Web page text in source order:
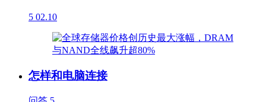
5 02.10
怎样和电脑连接